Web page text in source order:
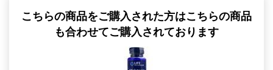
カートに入れる »
Pina Colada 1.76 oz
販売価格: AU$10.41
ディスカウント％ %
こちらの商品をご購入された方はこちらの商品
も合わせてご購入されております